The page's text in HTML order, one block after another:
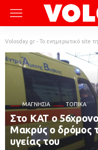
Volosday.gr - Το ενημερωτικό site
ΜΑΓΝΗΣΊΑ ΤΟΠΙΚΆ
Στο ΚΑΤ ο
Μακρύς ο δρόμος
υγείας του